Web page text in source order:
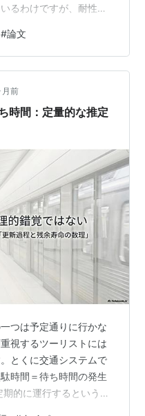
るわけですが、耐性が
の論文を読む上で数式
記についてまとめてい
LLM（大規模言語モデ
アーキテク
の論文で使われる表記
#論文
月前
時間：定量的な推定
つは予定通りに行かな
視するツーリストには
とくに交通システムで
時間＝待ち時間の発生
的に運行するという前